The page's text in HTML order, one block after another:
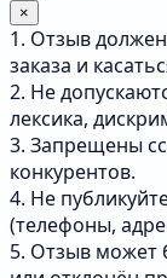
×
1. Отзыв
заказа и
2. Не
лексика,
3. Запрещены
конкурентов.
4. Не
(телефоны,
5. Отзыв может